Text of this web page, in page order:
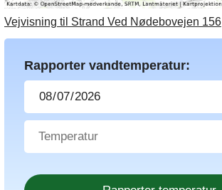
Vejvisning til Strand Ved Nødebovejen 156
Rapporter vandtemperatur: